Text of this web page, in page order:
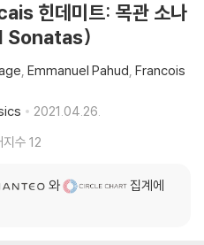
힌데미트: 목관 소나
Sonatas)
Emmanuel Pahud Francois
2021.04.26.
지수 12
와
집계에